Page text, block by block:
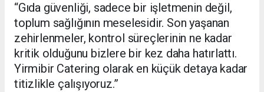
“Gıda güvenliği, sadece bir işletmenin değil,
toplum sağlığının meselesidir. Son yaşanan
zehirlenmeler, kontrol süreçlerinin ne kadar
kritik olduğunu bizlere bir kez daha hatırlattı.
Yirmibir Catering olarak en küçük detaya kadar
titizlikle çalışıyoruz.”